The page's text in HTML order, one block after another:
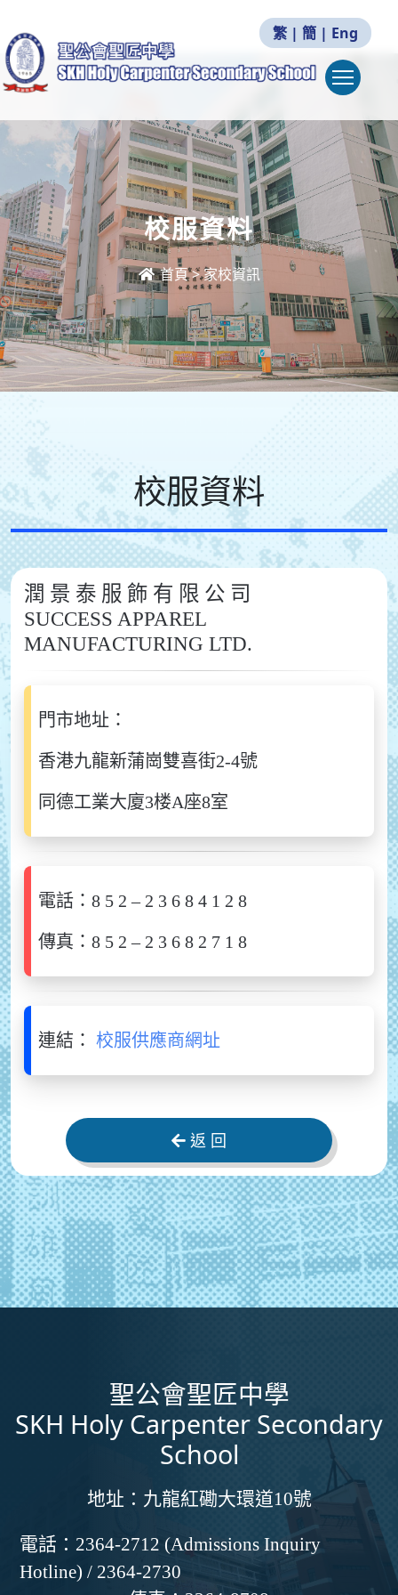
繁 | 簡 | Eng
校服資料
首頁>家校資訊
校服資料
潤 景 泰 服 飾 有 限 公 司
SUCCESS APPAREL
MANUFACTURING LTD.
門市地址：
香港九龍新蒲崗雙喜街2-4號
同德工業大廈3楼A座8室
電話：8 5 2 – 2 3 6 8 4 1 2 8
傳真：8 5 2 – 2 3 6 8 2 7 1 8
連結： 校服供應商網址
返 回
聖公會聖匠中學
SKH Holy Carpenter Secondary
School
地址： 九龍紅磡大環道10號
電話： 2364-2712 (Admissions Inquiry
Hotline) / 2364-2730